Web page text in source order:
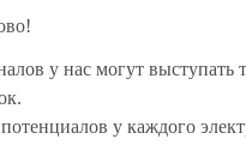
у нас могут
у каждого